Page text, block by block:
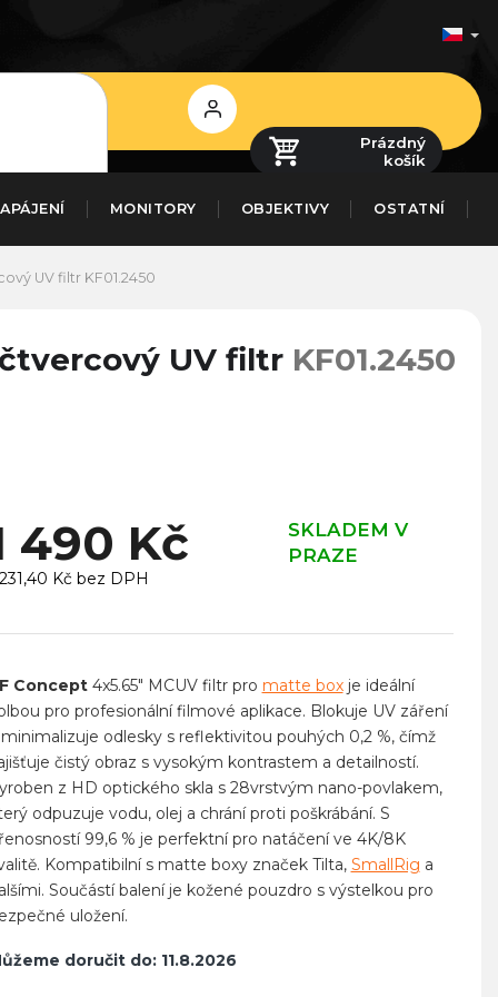
Přihlášení
Prázdný
košík
MONITORY OBJEKTIVY OSTATNÍ
UV filtr KF01.2450
čtvercový UV filtr KF01.2450
490 Kč
SKLADEM V
PRAZE
Kč bez DPH
doručit do: 11.8.2026
Concept4x5.65" MCUV filtr pro matte boxje ideální
pro profesionální filmové aplikace. Blokuje UV záření
minimalizuje odlesky s reflektivitou pouhých 0,2 %, čímž
čistý obraz s vysokým kontrastem a detailností.
z HD optického skla s 28vrstvým nano-povlakem,
odpuzuje vodu, olej a chrání proti poškrábání. S
99,6 % je perfektní pro natáčení ve 4K/8K
Kompatibilní s matte boxy značek Tilta, SmallRig a
Součástí balení je kožené pouzdro s výstelkou pro
uložení.